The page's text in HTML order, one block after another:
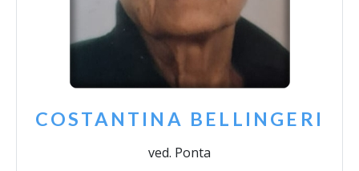
COSTANTINA BELLINGERI
ved. Ponta